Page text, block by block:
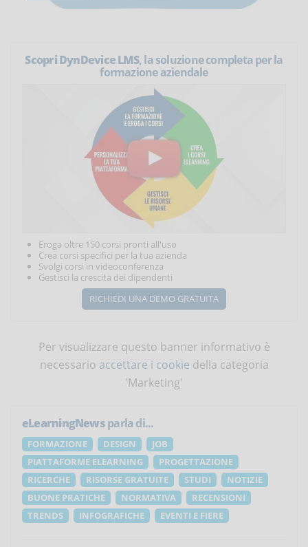
Scopri DynDevice LMS, la soluzione completa per la
formazione aziendale
Eroga oltre 150 corsi pronti all'uso
Crea corsi specifici per la tua azienda
Svolgi corsi in videoconferenza
Gestisci la crescita dei dipendenti
RICHIEDI UNA DEMO GRATUITA
Per visualizzare questo banner informativo è
necessario accettare i cookie della categoria
'Marketing'
eLearningNewsparla di...
FORMAZIONE DESIGN
JOB
PIATTAFORME ELEARNING
PROGETTAZIONE
RICERCHE
RISORSE GRATUITE STUDI
NOTIZIE
BUONE PRATICHE
NORMATIVA
RECENSIONI
TRENDS
INFOGRAFICHE EVENTI E FIERE